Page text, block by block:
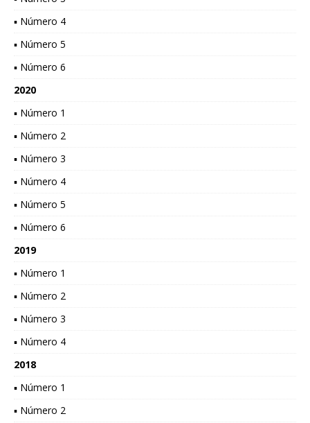
▪ Número 4
▪ Número 5
▪ Número 6
2020
▪ Número 1
▪ Número 2
▪ Número 3
▪ Número 4
▪ Número 5
▪ Número 6
2019
▪ Número 1
▪ Número 2
▪ Número 3
▪ Número 4
2018
▪ Número 1
▪ Número 2